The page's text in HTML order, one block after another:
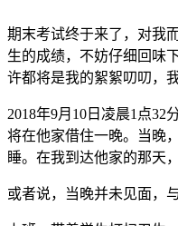
期末考试终于来了，对我
生的成绩，不妨仔细回味
许都将是我的絮絮叨叨，
2018年9月10日凌晨1点32
将在他家借住一晚。当晚
睡。在我到达他家的那天
或者说，当晚并未见面，